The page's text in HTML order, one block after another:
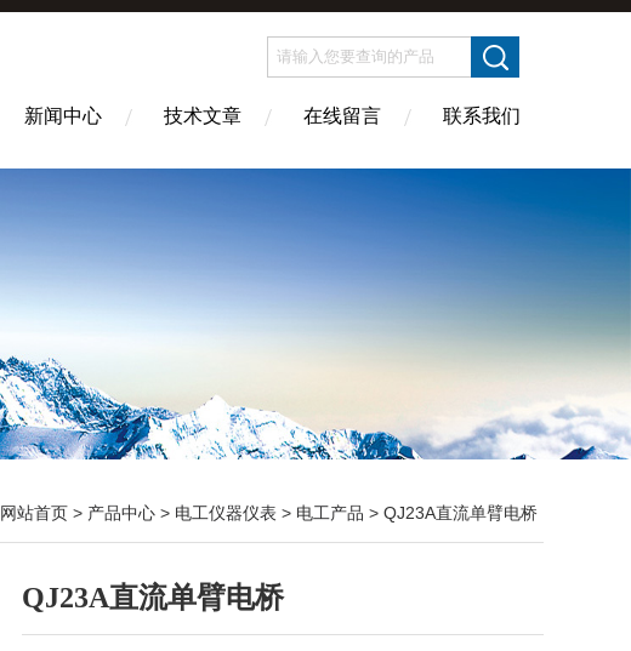
新闻中心 技术文章 在线留言 联系我们
网站首页 > 产品中心 > 电工仪器仪表 > 电工产品 > QJ23A直流单臂电桥
QJ23A直流单臂电桥